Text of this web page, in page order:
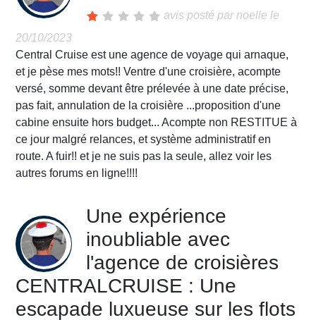
avis posté par noelle le
20/10/2023
Central Cruise est une agence de voyage qui arnaque,
et je pèse mes mots!! Ventre d'une croisière, acompte
versé, somme devant être prélevée à une date précise,
pas fait, annulation de la croisière ...proposition d'une
cabine ensuite hors budget... Acompte non RESTITUE à
ce jour malgré relances, et système administratif en
route. A fuir!! et je ne suis pas la seule, allez voir les
autres forums en ligne!!!!
Une expérience
inoubliable avec
l'agence de croisières
CENTRALCRUISE : Une
escapade luxueuse sur les flots